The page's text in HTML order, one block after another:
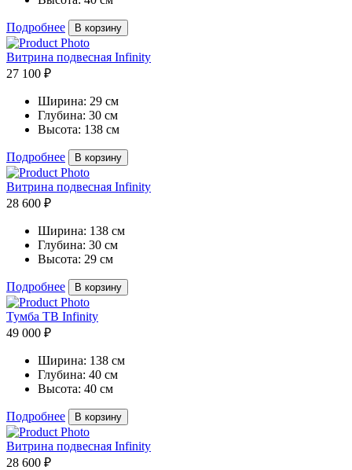
Подробнее В корзину
Витрина подвесная Infinity
27 100 ₽
Ширина: 29 см
Глубина: 30 см
Высота: 138 см
Подробнее В корзину
Витрина подвесная Infinity
28 600 ₽
Ширина: 138 см
Глубина: 30 см
Высота: 29 см
Подробнее В корзину
Тумба ТВ Infinity
49 000 ₽
Ширина: 138 см
Глубина: 40 см
Высота: 40 см
Подробнее В корзину
Витрина подвесная Infinity
28 600 ₽